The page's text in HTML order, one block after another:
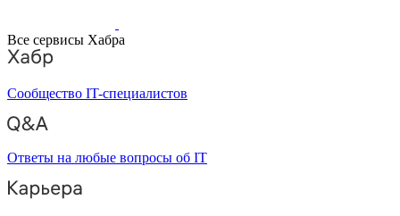
Все сервисы Хабра
Сообщество IT-специалистов
Ответы на любые вопросы об IT